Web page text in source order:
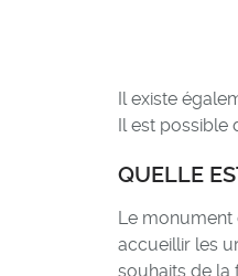
Il existe
Il est
QUELLE
Le
accueillir les
souhaits de la